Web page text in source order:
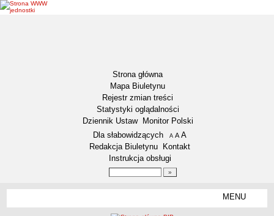
Strona główna
Mapa Biuletynu
Rejestr zmian treści
Statystyki oglądalności
Dziennik Ustaw
Monitor Polski
Menu dodatkowe
Dla słabowidzących A pomniejsz czcionkę
A standardowy rozmiar czcionki
A
Redakcja Biuletynu
Kontakt
Instrukcja obsługi
MENU